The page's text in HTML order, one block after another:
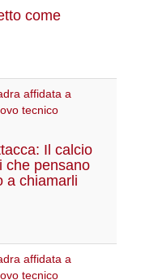
come
Il calcio
che pensano
a chiamarli